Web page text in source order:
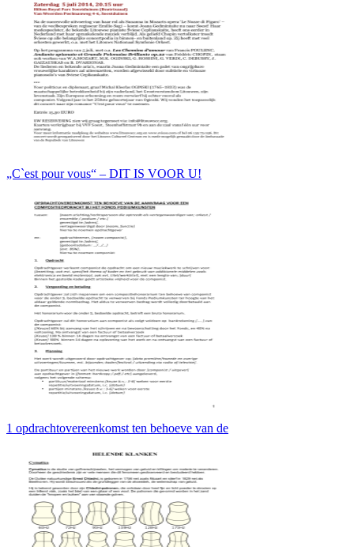
„C`est pour vous“ – DIT IS VOOR U!
1 opdrachtovereenkomst ten behoeve van de